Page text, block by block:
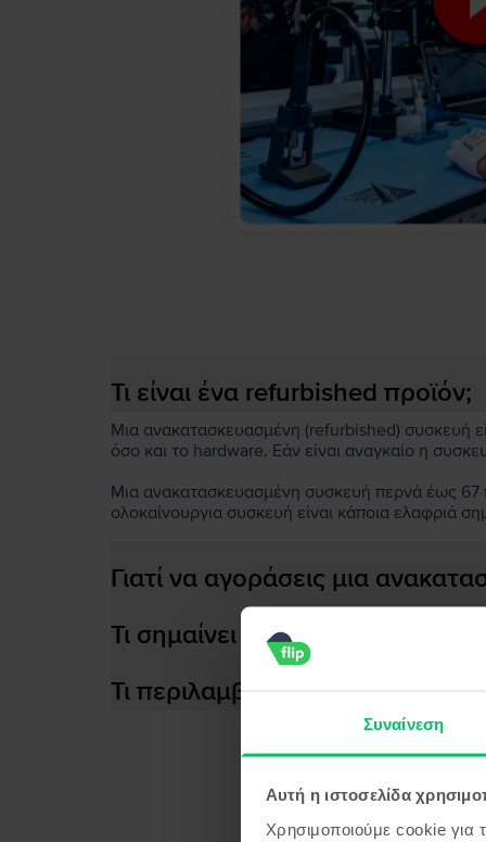
Συναίνεση
Αυτή η ιστοσελίδα
Χρησιμοποιούμε cookie για
Τι είναι ένα refurbished προϊόν;
Μια ανακατασκευασμένη (refurbished) συσκευή
όσο και το hardware. Εάν είναι αναγκαίο η
Μια ανακατασκευασμένη συσκευή περνά έως 67
ολοκαίνουργια συσκευή είναι κάποια ελαφριά
Γιατί να αγοράσεις μια
Τι σημαίνει αποδοτική
Τι περιλαμβάνεται στο κουτί